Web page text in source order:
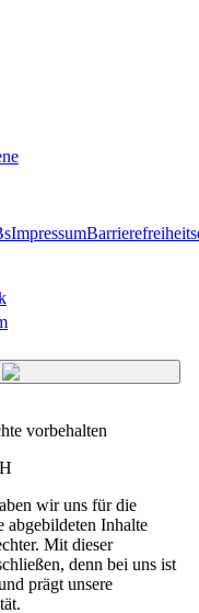
Impressum
vorbehalten
wir uns für die
abgebildeten Inhalte
Mit dieser
denn bei uns ist
prägt unsere